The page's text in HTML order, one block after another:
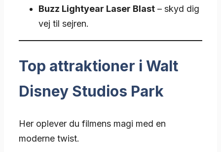
Buzz Lightyear Laser Blast – skyd dig
vej til sejren.
Top attraktioner i Walt
Disney Studios Park
Her oplever du filmens magi med en
moderne twist.